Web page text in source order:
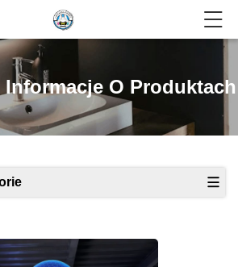
Informacje O Produktach